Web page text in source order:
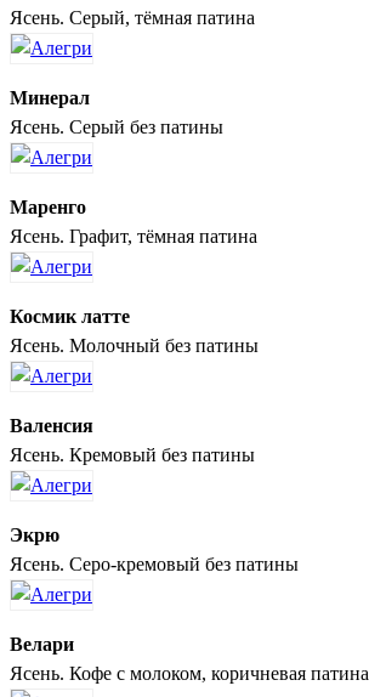
Ясень. Серый, тёмная патина
Минерал
Ясень. Серый без патины
Маренго
Ясень. Графит, тёмная патина
Космик латте
Ясень. Молочный без патины
Валенсия
Ясень. Кремовый без патины
Экрю
Ясень. Серо-кремовый без патины
Велари
Ясень. Кофе с молоком, коричневая патина